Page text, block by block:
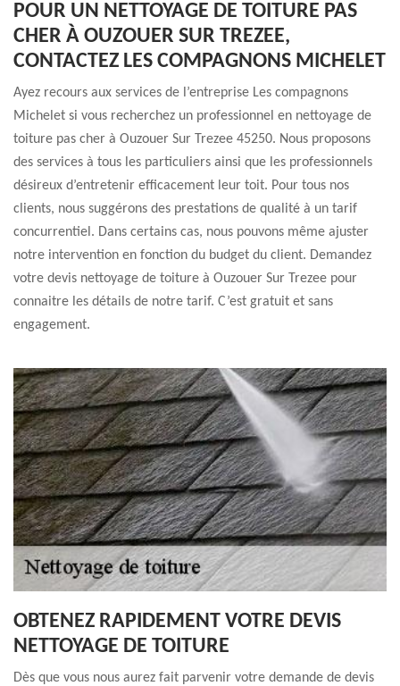
POUR UN NETTOYAGE DE TOITURE PAS
CHER À OUZOUER SUR TREZEE,
CONTACTEZ LES COMPAGNONS MICHELET
Ayez recours aux services de l’entreprise Les compagnons
Michelet si vous recherchez un professionnel en nettoyage de
toiture pas cher à Ouzouer Sur Trezee 45250. Nous proposons
des services à tous les particuliers ainsi que les professionnels
désireux d’entretenir efficacement leur toit. Pour tous nos
clients, nous suggérons des prestations de qualité à un tarif
concurrentiel. Dans certains cas, nous pouvons même ajuster
notre intervention en fonction du budget du client. Demandez
votre devis nettoyage de toiture à Ouzouer Sur Trezee pour
connaitre les détails de notre tarif. C’est gratuit et sans
engagement.
OBTENEZ RAPIDEMENT VOTRE DEVIS
NETTOYAGE DE TOITURE
Dès que vous nous aurez fait parvenir votre demande de devis